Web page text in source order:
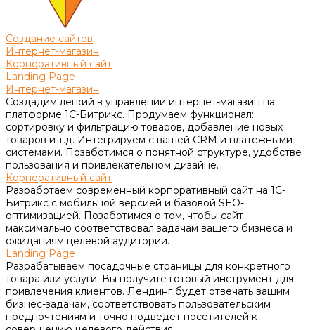
Создание сайтов
Интернет-магазин
Корпоративный сайт
Landing Page
Интернет-магазин
Создадим легкий в управлении интернет-магазин на
платформе 1С-Битрикс. Продумаем функционал:
сортировку и фильтрацию товаров, добавление новых
товаров и т.д. Интегрируем с вашей CRM и платежными
системами. Позаботимся о понятной структуре, удобстве
пользования и привлекательном дизайне.
Корпоративный сайт
Разработаем современный корпоративный сайт на 1С-
Битрикс с мобильной версией и базовой SEO-
оптимизацией. Позаботимся о том, чтобы сайт
максимально соответствовал задачам вашего бизнеса и
ожиданиям целевой аудитории.
Landing Page
Разрабатываем посадочные страницы для конкретного
товара или услуги. Вы получите готовый инструмент для
привлечения клиентов. Лендинг будет отвечать вашим
бизнес-задачам, соответствовать пользовательским
предпочтениям и точно подведет посетителей к